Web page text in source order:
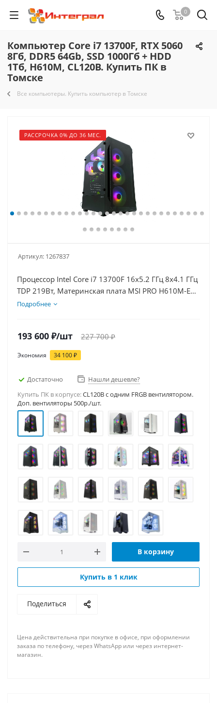
0
Компьютер Core i7 13700F, RTX 5060
8Гб, DDR5 64Gb, SSD 1000Гб + HDD
1Тб, H610M, CL120B. Купить ПК в
Томске
Все компьютеры. Купить компьютер в Томске
РАССРОЧКА 0% ДО 36 МЕС.
Артикул: 1267837
Процессор Intel Core i7 13700F 16x5.2 ГГц 8x4.1 ГГц
TDP 219Вт, Материнская плата MSI PRO H610M-E
D5, Видеокарта RTX 5060 8Гб, Память DDR5 64Gb,
Подробнее
193 600 ₽/шт 227 700₽
Экономия 34 100₽
Достаточно
Нашли дешевле?
Купить ПК в корпусе:CL120B c одним FRGB вентилятором.
Доп. вентиляторы 500р./шт.
В корзину
Купить в 1 клик
Поделиться
Цена действительна при покупке в офисе, при оформлении
заказа по телефону, через WhatsApp или через интернет-
магазин.